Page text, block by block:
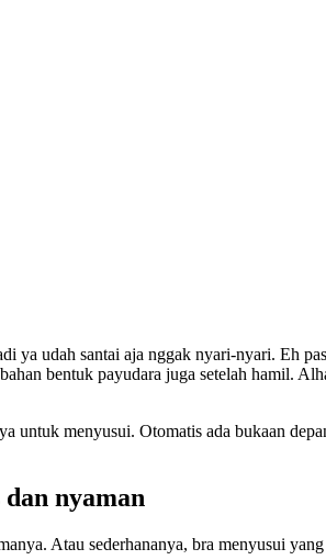
ya udah santai aja nggak nyari-nyari. Eh
bentuk payudara juga setelah hamil.
untuk menyusui. Otomatis ada bukaan
nyaman
Atau sederhananya, bra menyusui